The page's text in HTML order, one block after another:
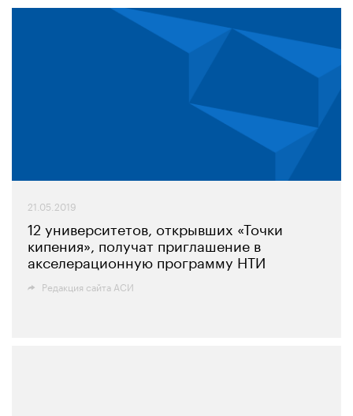
21.05.2019
12 университетов, открывших «Точки
кипения», получат приглашение в
акселерационную программу НТИ
Редакция сайта АСИ